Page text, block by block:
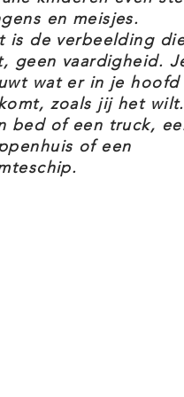
LEGO Creator Expert 10298
Exclusives & Creator
CREATOR EXPERT 10298
je eigen LEGO® Vespa 125
van een Italiaans icoon met
Geïnspireerd op het origineel
heeft enkelzijdige
kan met daaronder een van
en meisjes.
is de verbeelding
geen vaardigheid.
wat er in je hoofd
zoals jij het
bed of een truck,
of een